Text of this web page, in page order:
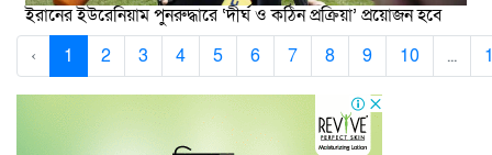
ইরানের ইউরেনিয়াম পুনরুদ্ধারে ‘দীর্ঘ ও কঠিন প্রক্রিয়া’ প্রয়োজন হবে
‹
1 2 3 4 5 6 7 8 9 10 ...